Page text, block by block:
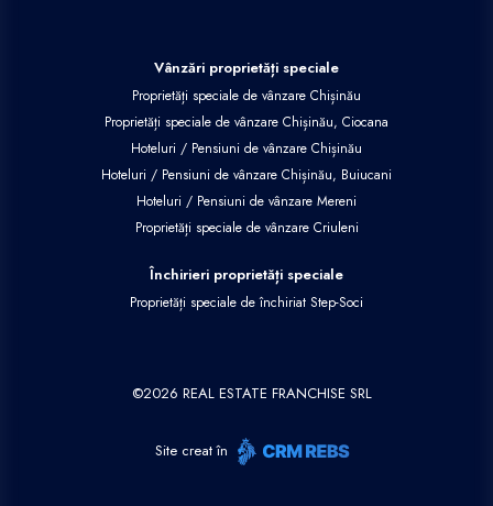
Vânzări proprietăți speciale
Proprietăți speciale de vânzare Chișinău
Proprietăți speciale de vânzare Chișinău, Ciocana
Hoteluri / Pensiuni de vânzare Chișinău
Hoteluri / Pensiuni de vânzare Chișinău, Buiucani
Hoteluri / Pensiuni de vânzare Mereni
Proprietăți speciale de vânzare Criuleni
Închirieri proprietăți speciale
Proprietăți speciale de închiriat Step-Soci
©2026 REAL ESTATE FRANCHISE SRL
Site creat în